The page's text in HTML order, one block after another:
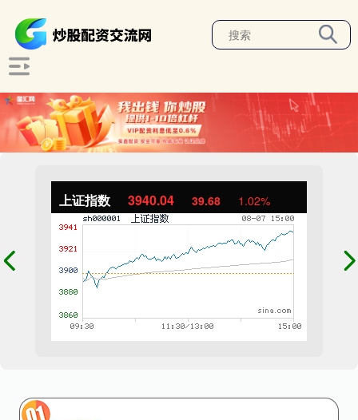
上证指数 3940.04 39.68 1.02%